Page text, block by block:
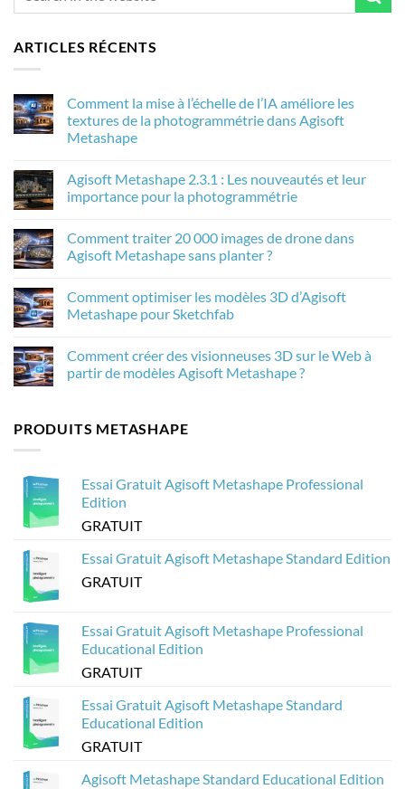
ARTICLES RÉCENTS
Comment la mise à l’échelle de l’IA améliore les
textures de la photogrammétrie dans Agisoft
Metashape
sur
Comment
la
l’échelle
de
l’IA
textures
de
la
Agisoft
Metashape
Agisoft Metashape 2.3.1 : Les nouveautés et leur
importance pour la photogrammétrie
sur
Agisoft
Metashape
Les
nouveautés
et
pour
photogrammétrie
Comment traiter 20 000 images de drone dans
Agisoft Metashape sans planter ?
sur
Comment
traiter
images
drone
sans
planter
Comment optimiser les modèles 3D d’Agisoft
Metashape pour Sketchfab
sur
Comment
optimiser
d’Agisoft
Metashape
Comment créer des visionneuses 3D sur le Web à
partir de modèles Agisoft Metashape ?
Comment
créer
Web
partir
modèles
Agisoft
Metashape
PRODUITS METASHAPE
Essai Gratuit Agisoft Metashape Professional
Edition
GRATUIT
Essai Gratuit Agisoft Metashape Standard Edition
GRATUIT
Essai Gratuit Agisoft Metashape Professional
Educational Edition
GRATUIT
Essai Gratuit Agisoft Metashape Standard
Educational Edition
GRATUIT
Agisoft Metashape Standard Educational Edition